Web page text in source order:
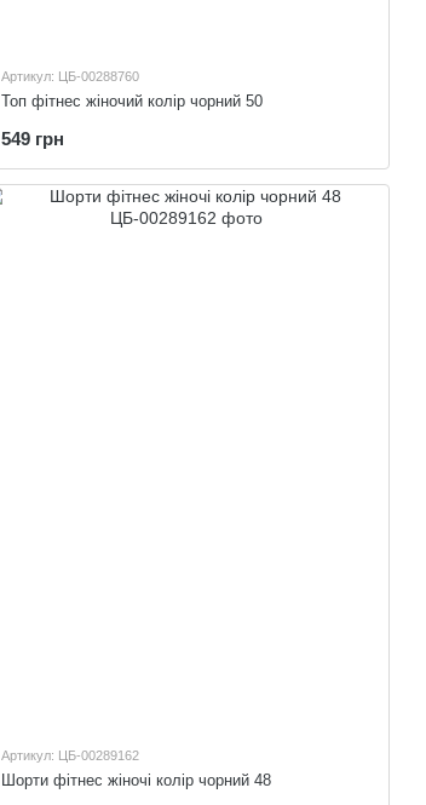
Артикул: ЦБ-00288760
Топ фітнес жіночий колір чорний 50
549 грн
Артикул: ЦБ-00289162
Шорти фітнес жіночі колір чорний 48